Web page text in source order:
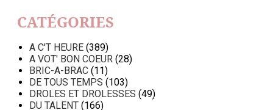
CATÉGORIES
A C'T HEURE (389)
A VOT' BON COEUR (28)
BRIC-A-BRAC (11)
DE TOUS TEMPS (103)
DROLES ET DROLESSES (49)
DU TALENT (166)